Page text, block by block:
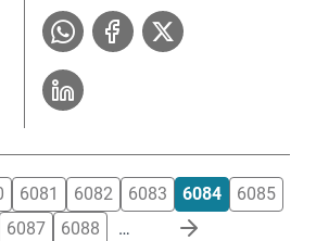
6081 6082 6083 6084
6085
6087 6088 …